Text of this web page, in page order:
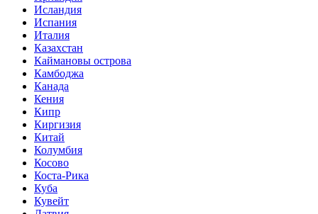
Исландия
Испания
Италия
Казахстан
Каймановы острова
Камбоджа
Канада
Кения
Кипр
Киргизия
Китай
Колумбия
Косово
Коста-Рика
Куба
Кувейт